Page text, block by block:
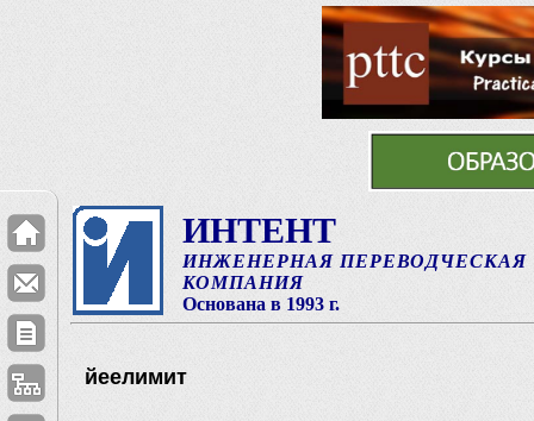
ИНТЕНТ
ИНЖЕНЕРНАЯ ПЕРЕВОДЧЕСКАЯ
КОМПАНИЯ
Основана в 1993 г.
йеелимит